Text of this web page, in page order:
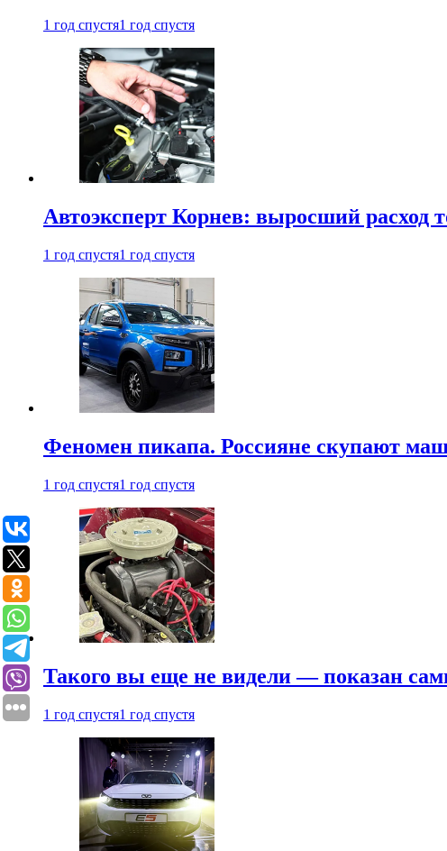
1 год спустя1 год спустя
Автоэксперт Корнев: выросший расход
1 год спустя1 год спустя
Феномен пикапа. Россияне скупают
1 год спустя1 год спустя
Такого вы еще не видели — показан
1 год спустя1 год спустя